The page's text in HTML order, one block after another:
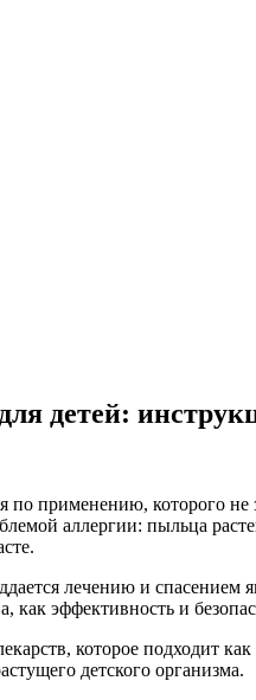
детей:
применению, которого не
аллергии: пыльца
лечению и спасением
как эффективность и
которое подходит
детского организма.